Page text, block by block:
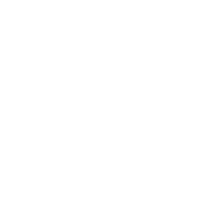
et d'évaluation : Gagné !